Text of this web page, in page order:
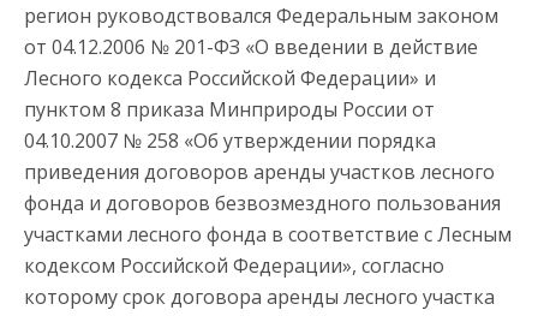
регион руководствовался Федеральным законом
от 04.12.2006 № 201-ФЗ «О введении в действие
Лесного кодекса Российской Федерации» и
пунктом 8 приказа Минприроды России от
04.10.2007 № 258 «Об утверждении порядка
приведения договоров аренды участков лесного
фонда и договоров безвозмездного пользования
участками лесного фонда в соответствие с Лесным
кодексом Российской Федерации», согласно
которому срок договора аренды лесного участка